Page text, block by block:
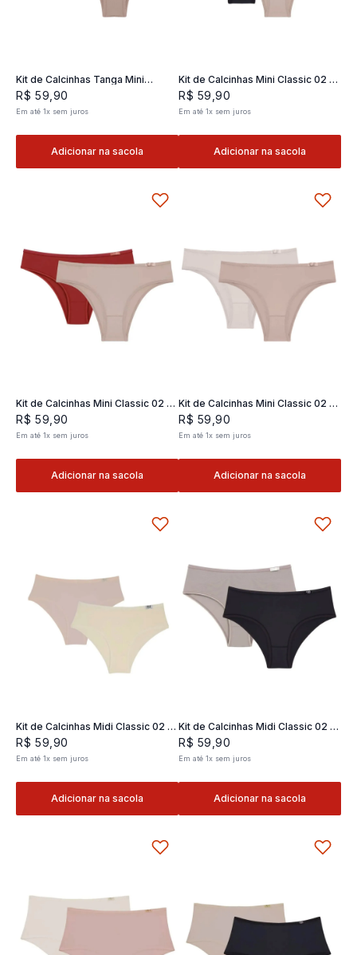
Kit de Calcinhas Tanga Mini
Classic 02- 2 und
R$ 59 90
Em até1x sem juros
Adicionar na sacola
Kit de Calcinhas Mini Classic 02 -
2 und
R$ 59 ,90
Em até 1x sem juros
Adicionar na sacola
Kit de Calcinhas Mini Classic 02 -
2 und
R$ 59 90
Em até1x sem juros
Adicionar na sacola
Kit de Calcinhas Mini Classic 02 -
2 und
R$ 59 ,90
Em até 1x sem juros
Adicionar na sacola
Kit de Calcinhas Midi Classic 02 -
2 und
R$ 59 90
Em até1x sem juros
Adicionar na sacola
Kit de Calcinhas Midi Classic 02 -
2 und
R$ 59 ,90
Em até 1x sem juros
Adicionar na sacola